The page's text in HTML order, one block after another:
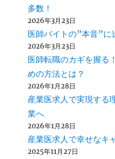
多数！
2026年3月23日
医師バイトの”本音”に
2026年3月23日
医師転職のカギを握る
めの方法とは？
2026年1月28日
産業医求人で実現する
業へ
2026年1月28日
産業医求人で幸せなキ
2025年11月27日